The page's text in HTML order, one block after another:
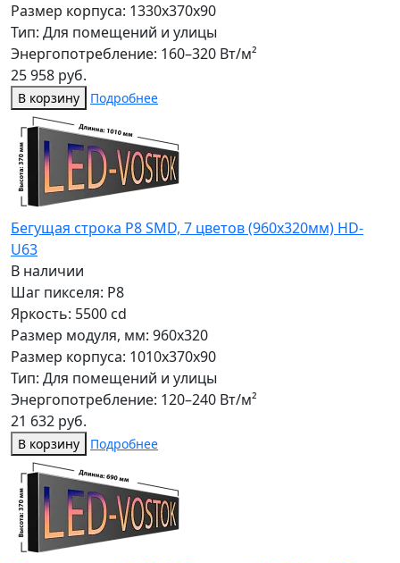
Размер корпуса: 1330x370x90
Тип: Для помещений и улицы
Энергопотребление: 160–320 Вт/м²
25 958 руб.
В корзину Подробнее
Бегущая строка Р8 SMD, 7 цветов (960x320мм) HD-
U63
В наличии
Шаг пикселя: P8
Яркость: 5500 cd
Размер модуля, мм: 960x320
Размер корпуса: 1010x370x90
Тип: Для помещений и улицы
Энергопотребление: 120–240 Вт/м²
21 632 руб.
В корзину Подробнее